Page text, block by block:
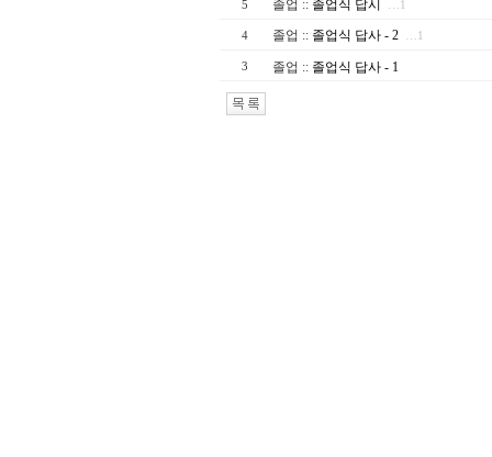
5 졸업 :: 졸업식 답시 …1
4 졸업 :: 졸업식 답사 - 2 …1
3 졸업 :: 졸업식 답사 - 1